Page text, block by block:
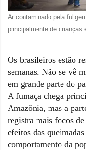
Ar contaminado pela
principalmente de crianças
Os brasileiros estão
semanas. Não se vê
em grande parte do
A fumaça chega
Amazônia, mas a
registra mais focos
efeitos das
comportamento da